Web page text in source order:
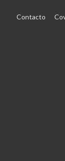
Contacto